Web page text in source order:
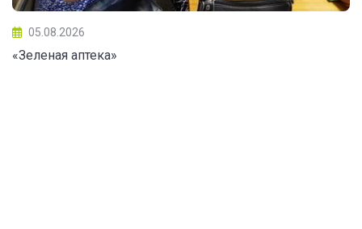
05.08.2026
«Зеленая аптека»